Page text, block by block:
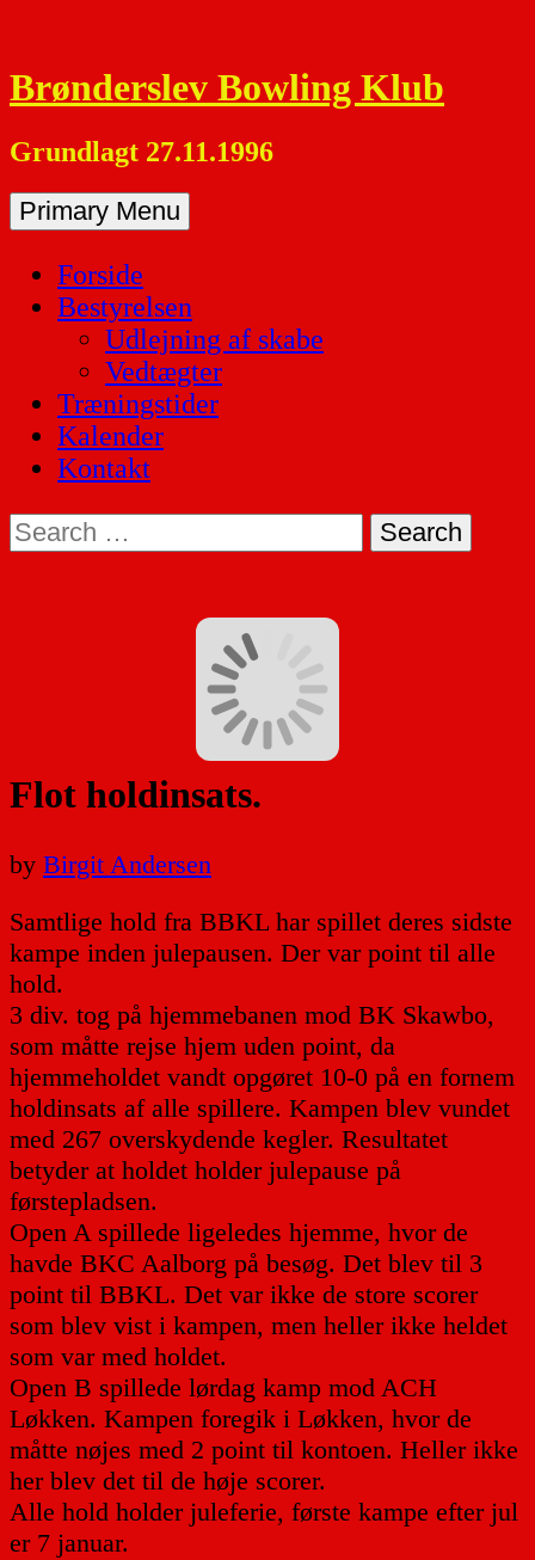
content
Brønderslev Bowling Klub
Grundlagt 27.11.1996
Primary Menu
Forside
Bestyrelsen
Udlejning af skabe
Vedtægter
Træningstider
Kalender
Kontakt
Search
for:
Flot holdinsats.
by Birgit Andersen
Samtlige hold fra BBKL har spillet deres sidste
kampe inden julepausen. Der var point til alle
hold.
3 div. tog på hjemmebanen mod BK Skawbo,
som måtte rejse hjem uden point, da
hjemmeholdet vandt opgøret 10-0 på en fornem
holdinsats af alle spillere. Kampen blev vundet
med 267 overskydende kegler. Resultatet
betyder at holdet holder julepause på
førstepladsen.
Open A spillede ligeledes hjemme, hvor de
havde BKC Aalborg på besøg. Det blev til 3
point til BBKL. Det var ikke de store scorer
som blev vist i kampen, men heller ikke heldet
som var med holdet.
Open B spillede lørdag kamp mod ACH
Løkken. Kampen foregik i Løkken, hvor de
måtte nøjes med 2 point til kontoen. Heller ikke
her blev det til de høje scorer.
Alle hold holder juleferie, første kampe efter jul
er 7 januar.